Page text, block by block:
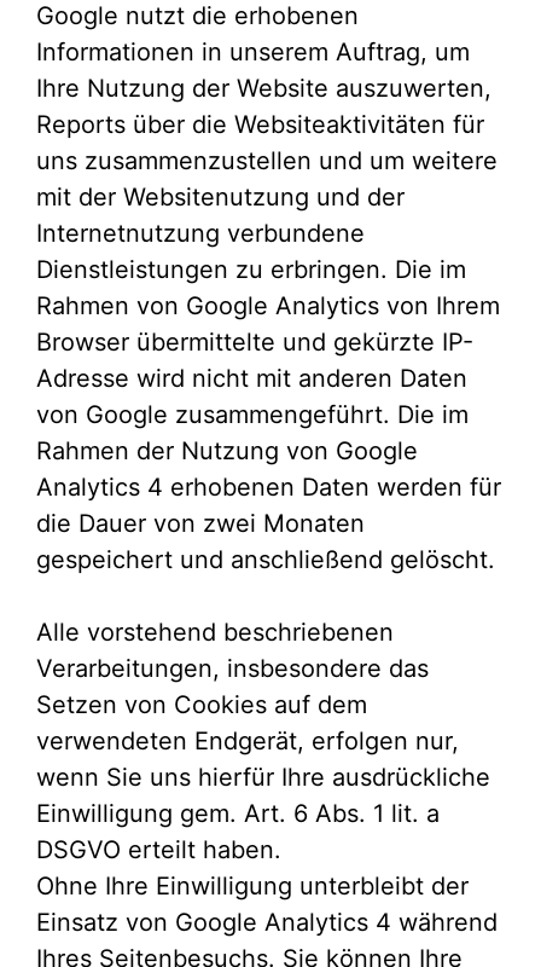
Google nutzt die erhobenen
Informationen in unserem Auftrag, um
Ihre Nutzung der Website auszuwerten,
Reports über die Websiteaktivitäten für
uns zusammenzustellen und um weitere
mit der Websitenutzung und der
Internetnutzung verbundene
Dienstleistungen zu erbringen. Die im
Rahmen von Google Analytics von Ihrem
Browser übermittelte und gekürzte IP-
Adresse wird nicht mit anderen Daten
von Google zusammengeführt. Die im
Rahmen der Nutzung von Google
Analytics 4 erhobenen Daten werden für
die Dauer von zwei Monaten
gespeichert und anschließend gelöscht.
Alle vorstehend beschriebenen
Verarbeitungen, insbesondere das
Setzen von Cookies auf dem
verwendeten Endgerät, erfolgen nur,
wenn Sie uns hierfür Ihre ausdrückliche
Einwilligung gem. Art. 6 Abs. 1 lit. a
DSGVO erteilt haben.
Ohne Ihre Einwilligung unterbleibt der
Einsatz von Google Analytics 4 während
Ihres Seitenbesuchs. Sie können Ihre